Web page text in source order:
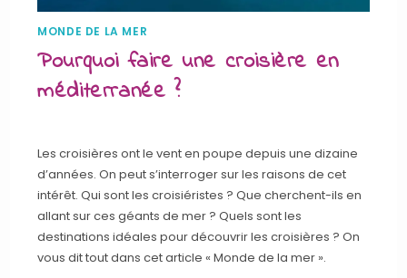
MONDE DE LA MER
Pourquoi faire une croisière en
méditerranée ?
Les croisières ont le vent en poupe depuis une dizaine
d’années. On peut s’interroger sur les raisons de cet
intérêt. Qui sont les croisiéristes ? Que cherchent-ils en
allant sur ces géants de mer ? Quels sont les
destinations idéales pour découvrir les croisières ? On
vous dit tout dans cet article « Monde de la mer ».